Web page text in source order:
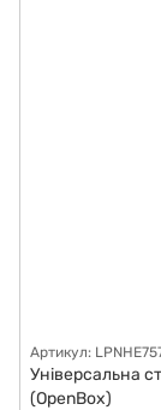
Артикул:
Універсальна
(OpenBox)